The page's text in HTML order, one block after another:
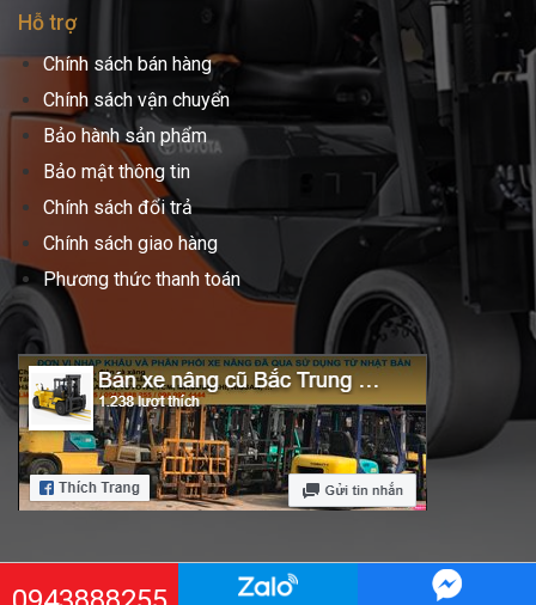
Hỗ trợ
Chính sách bán hàng
Chính sách vận chuyển
Bảo hành sản phẩm
Bảo mật thông tin
Chính sách đổi trả
Chính sách giao hàng
Phương thức thanh toán